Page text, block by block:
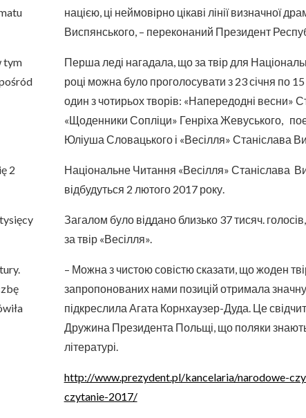
tym
2
нацією, ці неймовірно цікаві лінії визначної
Виспянського, – переконаний Президент
Перша леді нагадала, що за твір для
році можна було проголосувати з 23 січня по
один з чотирьох творів: «Напередодні весни»
«Щоденники Сопліци» Генріха Жевуського,
Юліуша Словацького і «Весілля» Станіслава
Національне Читання «Весілля» Станіслава
відбудуться 2 лютого 2017 року.
Загалом було віддано близько 37 тисяч.
за твір «Весілля».
– Можна з чистою совістю сказати, що жоден
запропонованих нами позицій отримала значну
підкреслила Агата Корнхаузер-Дуда. Це
Дружина Президента Польщі, що поляки
літературі.
http://www.prezydent.pl/kancelaria/narodowe-
czytanie-2017/